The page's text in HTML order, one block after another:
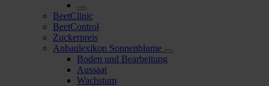
BeetClinic
BeetControl
Zuckerpreis
Anbaulexikon Sonnenblume
Boden und Bearbeitung
Aussaat
Wachstum